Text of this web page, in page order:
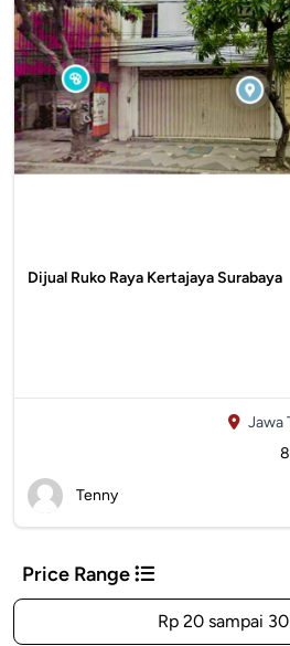
Dijual Ruko Raya Kertajaya Surabaya
Jawa
Tenny
Price Range
Rp 20 sampai